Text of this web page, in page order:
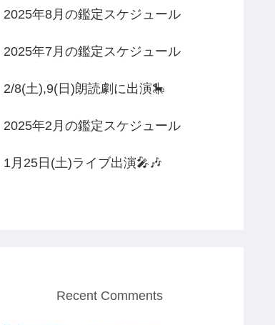
2025年8月の鑑定スケジュール
2025年7月の鑑定スケジュール
2/8(土),9(日)朗読劇に出演🎠
2025年2月の鑑定スケジュール
1月25日(土)ライブ出演🎤🎶
Recent Comments